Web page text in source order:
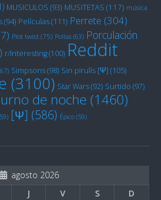
MUSICULOS (93) MUSITETAS (117) música
(94) Películas(111) Perrete (304)
Plot twist (75) Pollas (63) Porculación
r/Interesting(100) Reddit
Simpsons(98) Sin pirulís [Ψ] (105)
(3100) Star Wars(92) Surtido (97)
de noche (1460)
[Ψ] (586) Épico (59)
agosto 2026
J V S D